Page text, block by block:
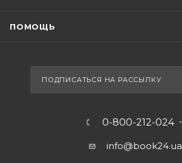
ПОМОЩЬ
ПОДПИСАТЬСЯ НА РАССЫЛКУ
0-800-212-024
info@book24.ua